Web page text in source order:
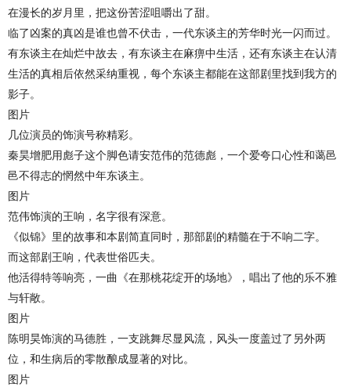
在漫长的岁月里，把这份苦涩咀嚼出了甜。
临了凶案的真凶是谁也曾不伏击，一代东谈主的芳华时光一闪而过。
有东谈主在灿烂中故去，有东谈主在麻痹中生活，还有东谈主在认清
生活的真相后依然采纳重视，每个东谈主都能在这部剧里找到我方的
影子。
图片
几位演员的饰演号称精彩。
秦昊增肥用彪子这个脚色请安范伟的范德彪，一个爱夸口心性和蔼邑
邑不得志的惘然中年东谈主。
图片
范伟饰演的王响，名字很有深意。
《似锦》里的故事和本剧简直同时，那部剧的精髓在于不响二字。
而这部剧王响，代表世俗匹夫。
他活得特等响亮，一曲《在那桃花绽开的场地》，唱出了他的乐不雅
与轩敞。
图片
陈明昊饰演的马德胜，一支跳舞尽显风流，风头一度盖过了另外两
位，和生病后的零散酿成显著的对比。
图片